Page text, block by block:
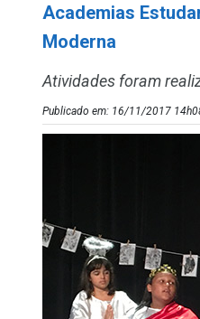
Academias
Moderna
Atividades foram
Publicado em: 16/11/2017